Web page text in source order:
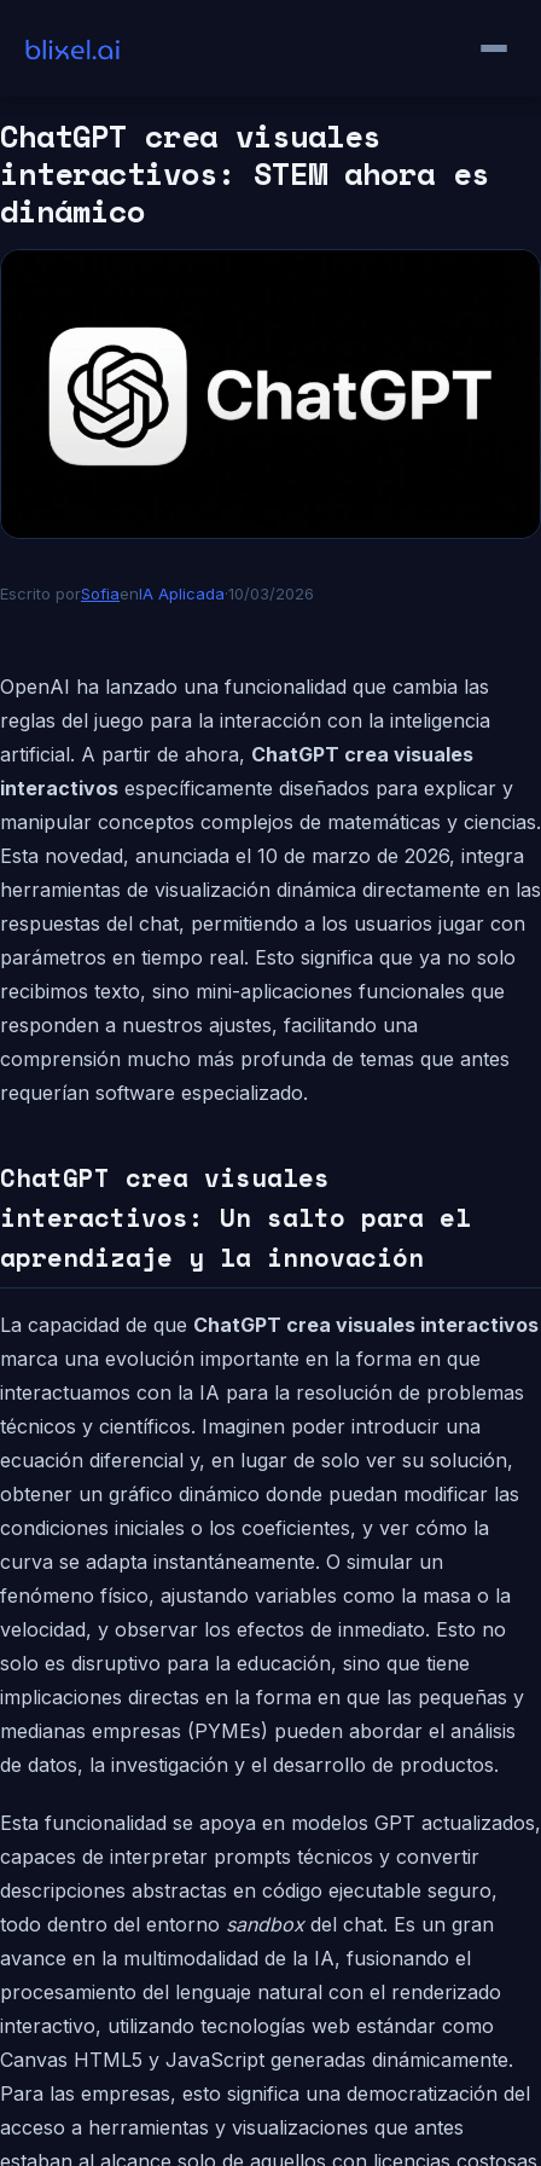
contenido
ChatGPT crea visuales
interactivos: STEM ahora es
dinámico
Escrito porSofiaenIA Aplicada·10/03/2026
OpenAI ha lanzado una funcionalidad que cambia las
reglas del juego para la interacción con la inteligencia
artificial. A partir de ahora, ChatGPT crea visuales
interactivos específicamente diseñados para explicar y
manipular conceptos complejos de matemáticas y ciencias.
Esta novedad, anunciada el 10 de marzo de 2026, integra
herramientas de visualización dinámica directamente en las
respuestas del chat, permitiendo a los usuarios jugar con
parámetros en tiempo real. Esto significa que ya no solo
recibimos texto, sino mini-aplicaciones funcionales que
responden a nuestros ajustes, facilitando una
comprensión mucho más profunda de temas que antes
requerían software especializado.
ChatGPT crea visuales
interactivos: Un salto para el
aprendizaje y la innovación
La capacidad de que ChatGPT crea visuales interactivos
marca una evolución importante en la forma en que
interactuamos con la IA para la resolución de problemas
técnicos y científicos. Imaginen poder introducir una
ecuación diferencial y, en lugar de solo ver su solución,
obtener un gráfico dinámico donde puedan modificar las
condiciones iniciales o los coeficientes, y ver cómo la
curva se adapta instantáneamente. O simular un
fenómeno físico, ajustando variables como la masa o la
velocidad, y observar los efectos de inmediato. Esto no
solo es disruptivo para la educación, sino que tiene
implicaciones directas en la forma en que las pequeñas y
medianas empresas (PYMEs) pueden abordar el análisis
de datos, la investigación y el desarrollo de productos.
Esta funcionalidad se apoya en modelos GPT actualizados,
capaces de interpretar prompts técnicos y convertir
descripciones abstractas en código ejecutable seguro,
todo dentro del entorno sandboxdel chat. Es un gran
avance en la multimodalidad de la IA, fusionando el
procesamiento del lenguaje natural con el renderizado
interactivo, utilizando tecnologías web estándar como
Canvas HTML5 y JavaScript generadas dinámicamente.
Para las empresas, esto significa una democratización del
acceso a herramientas y visualizaciones que antes